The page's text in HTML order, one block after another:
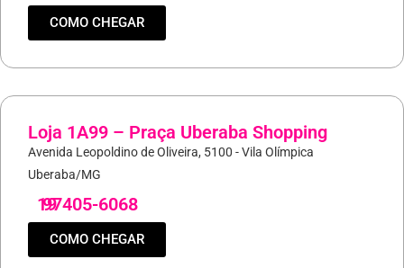
COMO CHEGAR
Loja 1A99 – Praça Uberaba Shopping
Avenida Leopoldino de Oliveira, 5100 - Vila Olímpica
Uberaba/MG
19
97405-6068
COMO CHEGAR